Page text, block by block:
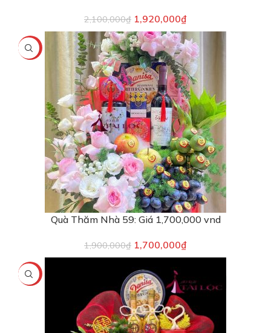
2,100,000₫ 1,920,000₫
-11%
Quà Thăm Nhà 59: Giá 1,700,000 vnd
1,900,000₫ 1,700,000₫
-91%